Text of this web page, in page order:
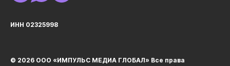
ИНН 02325998
© 2026 ООО «ИМПУЛЬС МЕДИА ГЛОБАЛ» Все права